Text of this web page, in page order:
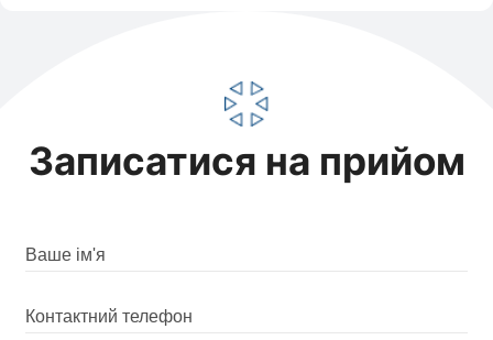
Записатися на прийом